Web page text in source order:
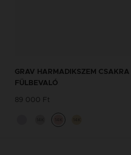
GRAV HARMADIKSZEM
FÜLBEVALÓ
89 000 Ft